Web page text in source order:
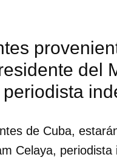
del
de Cuba,
Celaya,